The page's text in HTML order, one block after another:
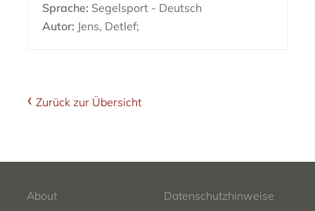
Sprache: Segelsport - Deutsch
Autor: Jens, Detlef;
Zurück zur Übersicht
About Datenschutzhinweise